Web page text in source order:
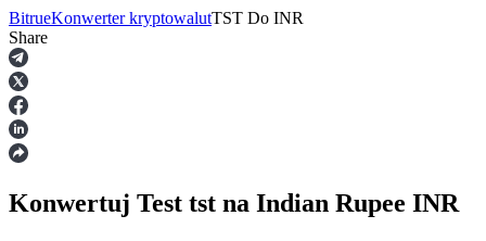
Kontrakty terminowe
BitrueKonwerter kryptowalutTST Do INR
Share
Konwertuj Test tst na Indian Rupee INR